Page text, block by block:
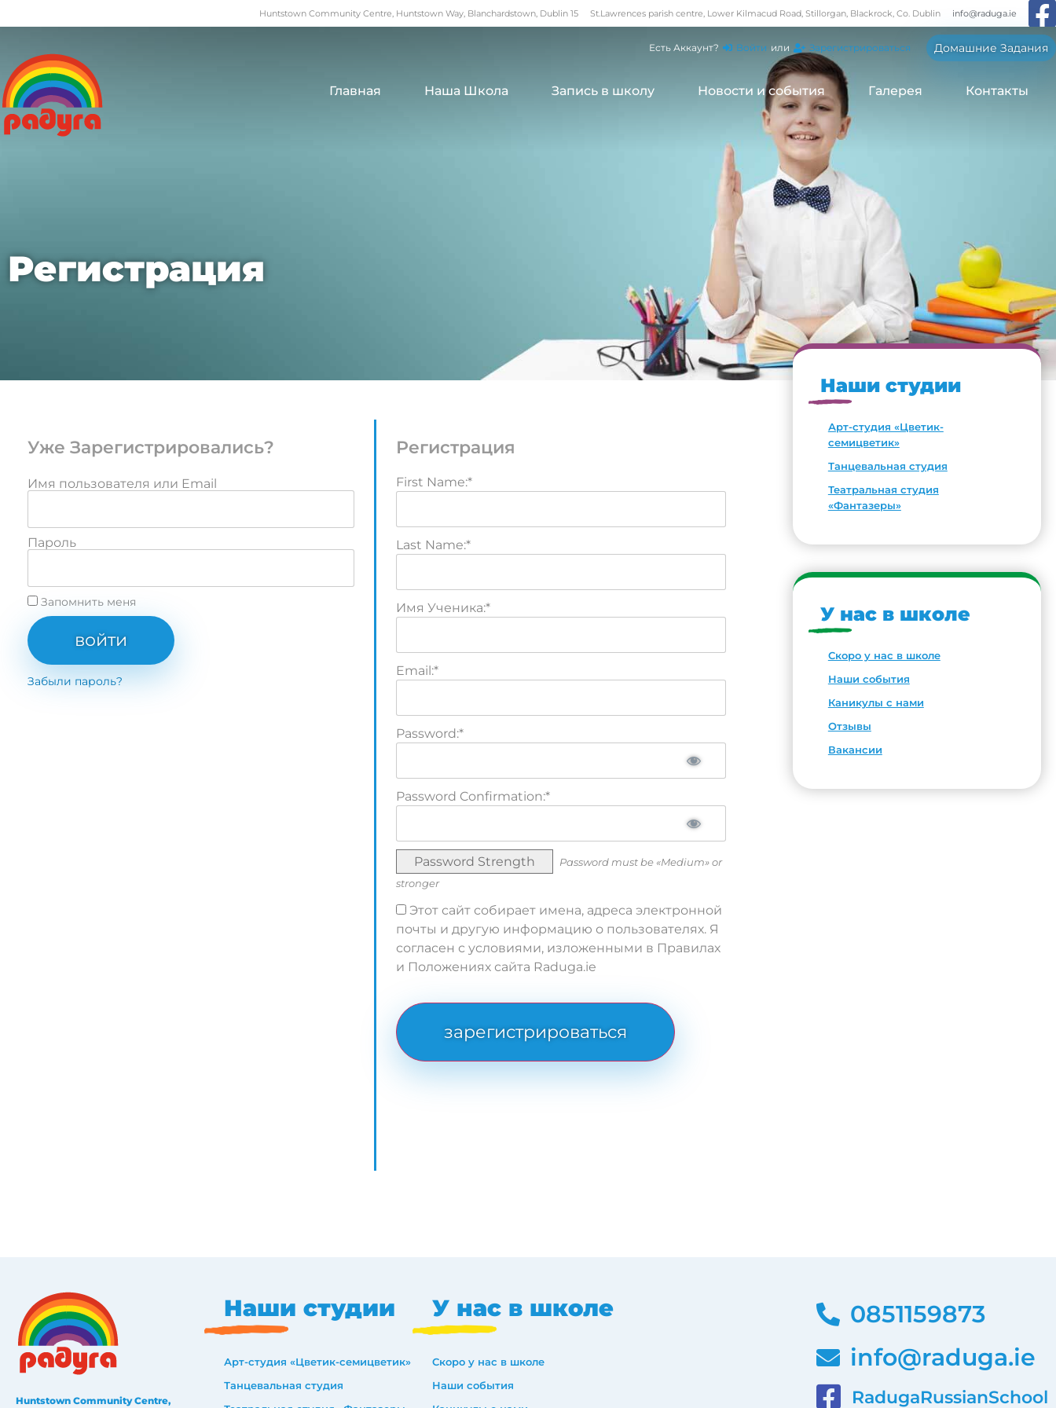
Huntstown Community Centre, Huntstown Way, Blanchardstown, Dublin 15 St.Lawrences parish centre, Lower Kilmacud Road, Stillorgan, Blackrock, Co. Dublin info@raduga.ie
Есть Аккаунт? Войти или Зарегистрироваться Домашние Задания
Главная Наша Школа Запись в школу Новости и события Галерея Контакты
Регистрация
Уже Зарегистрировались?
Имя пользователя или Email
Пароль
Запомнить меня
войти
Забыли пароль?
Регистрация
First Name:*
Last Name:*
Имя Ученика:*
Email:*
Password:*
Password Confirmation:*
Password Strength
Password must be «Medium» or
stronger
Этот сайт собирает имена, адреса электронной
почты и другую информацию о пользователях. Я
согласен с условиями, изложенными в Правилах
и Положениях сайта Raduga.ie
No val
Наши студии
Арт-студия «Цветик-
семицветик»
Танцевальная студия
Театральная студия
«Фантазеры»
У нас в школе
Скоро у нас в школе
Наши события
Каникулы с нами
Отзывы
Вакансии
Huntstown Community Centre,
Наши студии
Арт-студия «Цветик-семицветик»
Танцевальная студия
У нас в школе
Скоро у нас в школе
Наши события
0851159873
info@raduga.ie
RadugaRussianSchool